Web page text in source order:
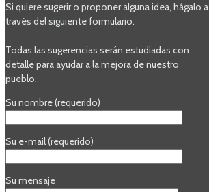
Si quiere sugerir o proponer alguna idea, hágalo a
través del siguiente formulario.
Todas las sugerencias serán estudiadas con
detalle para ayudar a la mejora de nuestro
pueblo.
Su nombre (requerido)
Su e-mail (requerido)
Su mensaje